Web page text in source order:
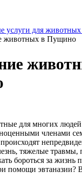
услуги для
животных в Пущино
для многих людей
членами
тяжелые травмы,
бороться за жизнь
помощи эвтаназии?